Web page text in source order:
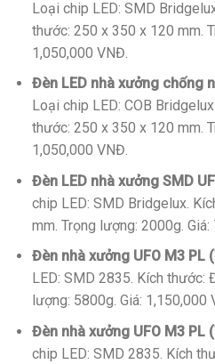
Loại chip LED: SMD
thước: 250 x 350 x 120 mm.
1,050,000 VNĐ.
Đèn LED nhà xưởng chống
Loại chip LED: COB
thước: 250 x 350 x 120 mm.
1,050,000 VNĐ.
Đèn LED nhà xưởng SMD
chip LED: SMD Bridgelux.
mm. Trọng lượng: 2000g. Giá:
Đèn nhà xưởng UFO M3 PL
LED: SMD 2835. Kích thước:
lượng: 5800g. Giá: 1,150,000
Đèn nhà xưởng UFO M3 PL
chip LED: SMD 2835. Kích